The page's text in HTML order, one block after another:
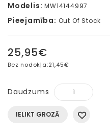
Modelis: MW14144997
Pieejamība: Out Of Stock
25,95€
Bez nodokļa:21,45€
Daudzums
IELIKT GROZĀ